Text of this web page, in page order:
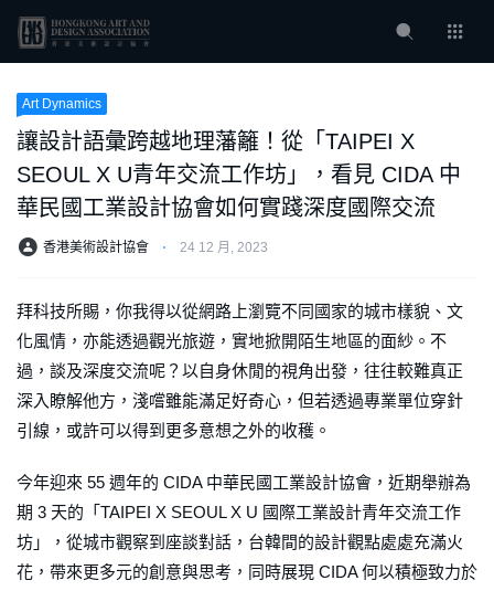
Art Dynamics
讓設計語彙跨越地理藩籬！從「TAIPEI X
SEOUL X U青年交流工作坊」，看見 CIDA 中
華民國工業設計協會如何實踐深度國際交流
香港美術設計協會 ⋅ 24 12 月, 2023
拜科技所賜，你我得以從網路上瀏覽不同國家的城市樣貌、文
化風情，亦能透過觀光旅遊，實地掀開陌生地區的面紗。不
過，談及深度交流呢？以自身休閒的視角出發，往往較難真正
深入瞭解他方，淺嚐雖能滿足好奇心，但若透過專業單位穿針
引線，或許可以得到更多意想之外的收穫。
今年迎來 55 週年的 CIDA 中華民國工業設計協會，近期舉辦為
期 3 天的「TAIPEI X SEOUL X U 國際工業設計青年交流工作
坊」，從城市觀察到座談對話，台韓間的設計觀點處處充滿火
花，帶來更多元的創意與思考，同時展現 CIDA 何以積極致力於